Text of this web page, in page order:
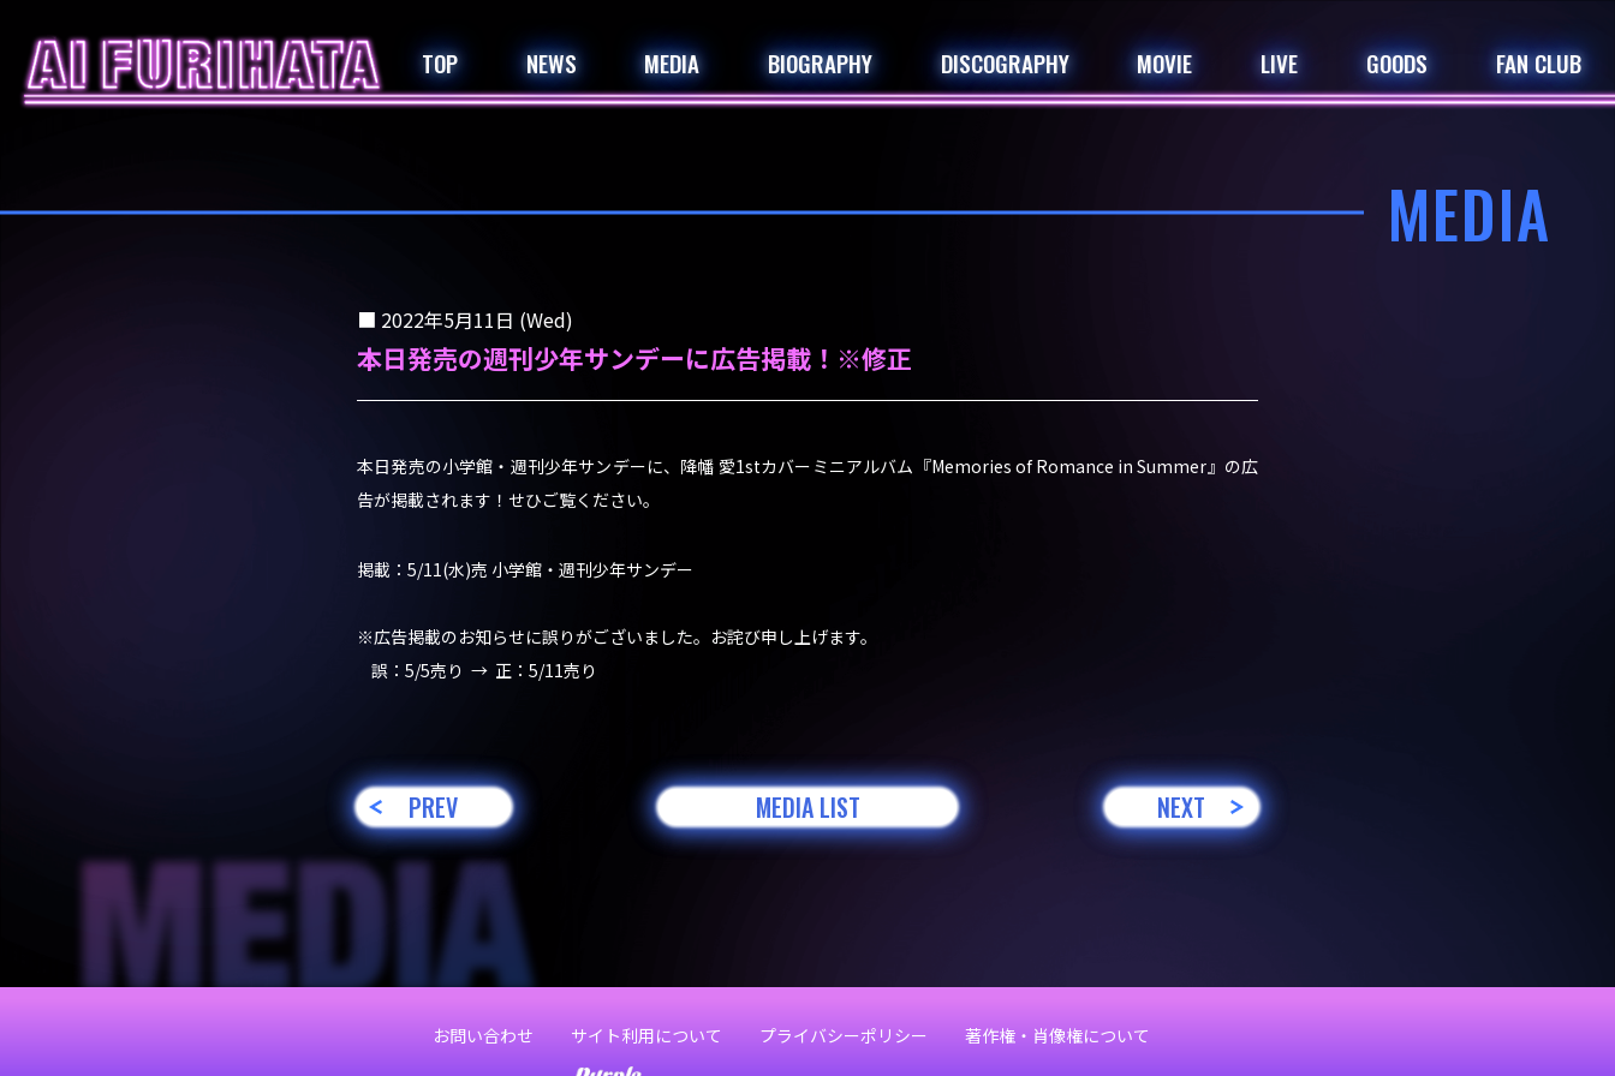
TOP NEWS MEDIA BIOGRAPHY DISCOGRAPHY MOVIE LIVE GOODS FAN CLUB
MEDIA
2022年5月11日 (Wed)
本日発売の週刊少年サンデーに広告掲載！※修正
本日発売の小学館・週刊少年サンデーに、降幡 愛1stカバーミニアルバム『Memories of Romance in Summer』の広
告が掲載されます！せひご覧ください。
掲載：5/11(水)売 小学館・週刊少年サンデー
※広告掲載のお知らせに誤りがございました。お詫び申し上げます。
誤：5/5売り → 正：5/11売り
PREV MEDIA LIST NEXT
お問い合わせ サイト利用について プライバシーポリシー 著作権・肖像権について